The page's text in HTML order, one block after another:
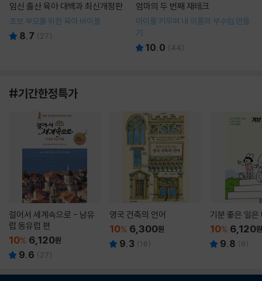
임신 출산 육아 대백과 최신개정판
초보 부모를 위한 육아 바이블
8.7 ( 27)
엄마의 두 번째 재테크
아이를 키우며 내 이름의 부수입 만들
기
10.0 (44)
#기간한정특가
걸어서 세계속으로 - 남유
럽 동유럽 편
10% 6,120원
9.6 ( 27)
영국 건축의 언어
10% 6,300원
9.3 (16)
기분 좋은 일은
10% 6,120원
9.8 (9)